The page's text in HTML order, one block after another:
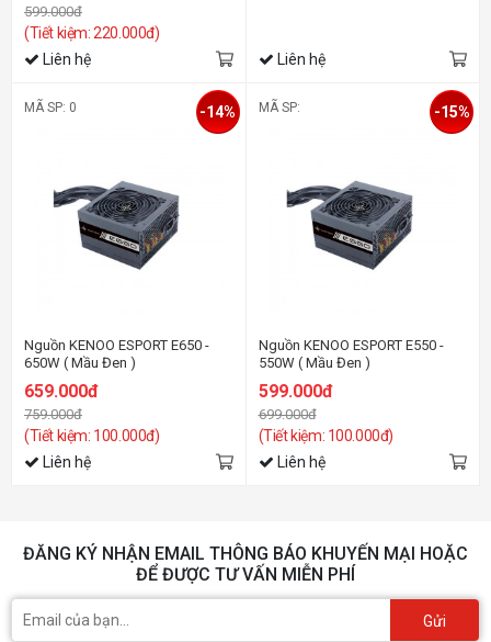
599.000đ
(Tiết kiệm: 220.000đ)
Liên hệ Liên hệ
MÃ SP: 0
Nguồn KENOO ESPORT E650 -
650W ( Mầu Đen )
659.000đ
759.000đ
(Tiết kiệm: 100.000đ)
-14%
Liên hệ
MÃ SP:
Nguồn KENOO ESPORT E550 -
550W ( Mầu Đen )
599.000đ
699.000đ
(Tiết kiệm: 100.000đ)
-15%
Liên hệ
ĐĂNG KÝ NHẬN EMAIL THÔNG BÁO KHUYẾN MẠI HOẶC
ĐỂ ĐƯỢC TƯ VẤN MIỄN PHÍ
Gửi